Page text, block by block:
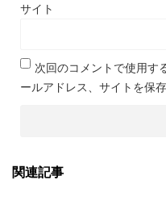
サイト
次回のコメントで使用す
ールアドレス、サイトを保存
関連記事